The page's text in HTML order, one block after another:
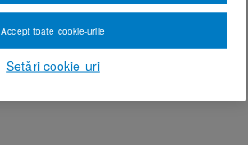
Setări cookie-uri
Accept toate cookie-urile